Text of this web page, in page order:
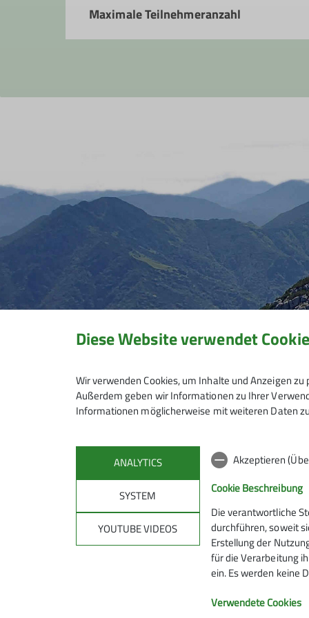
Maximale Teilnehmeranzahl
Mitmachen
Diese Website verwendet
Wir verwenden Cookies, um Inhalte und Anzeigen
Außerdem geben wir Informationen zu Ihrer
Informationen möglicherweise mit weiteren Daten
ANALYTICS
SYSTEM
YOUTUBE VIDEOS
Akzeptieren
Cookie Beschreibung
Die verantwortliche
durchführen, soweit
Erstellung der
für die Verarbeitung
ein. Es werden keine
Verwendete Cookies